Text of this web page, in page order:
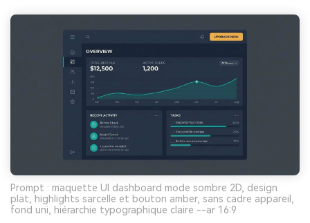
Prompt : maquette UI dashboard mode sombre 2D, design
plat, highlights sarcelle et bouton amber, sans cadre appareil,
fond uni, hiérarchie typographique claire --ar 16:9